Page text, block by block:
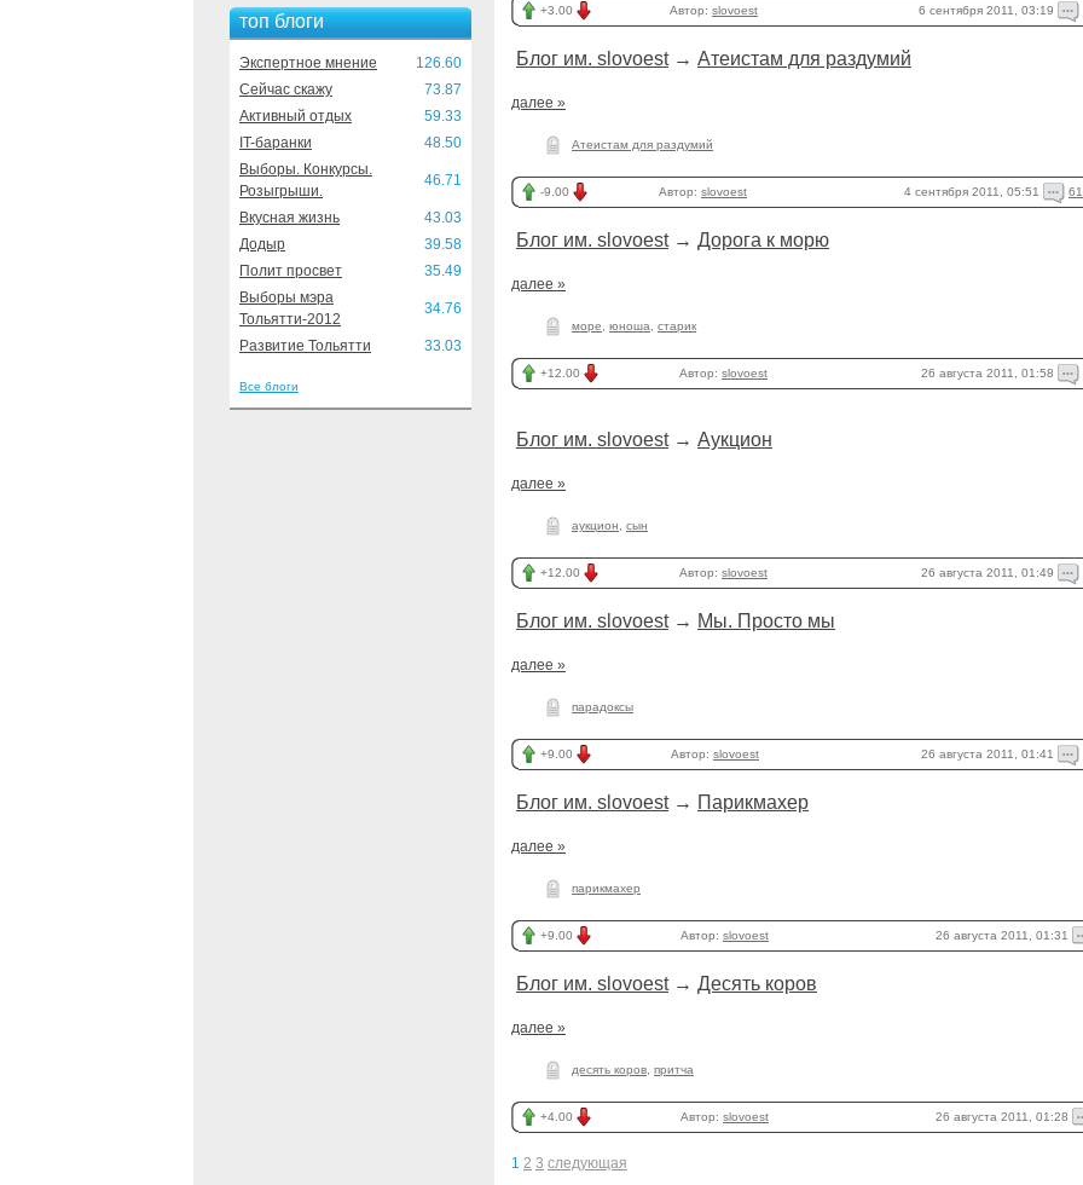
топ блоги
Экспертное мнение
126.60
Сейчас скажу
73.87
Активный отдых
59.33
IT-баранки
48.50
Выборы. Конкурсы.
Розыгрыши.
46.71
Вкусная жизнь
43.03
Додыр
39.58
Полит просвет
35.49
Выборы мэра
Тольятти-2012
34.76
Развитие Тольятти 33.03
Все блоги
+3.00 Автор: slovoest 6 сентября 2011, 03:19
Блог им. slovoest→ Атеистам для раздумий
далее »
Атеистам для раздумий
-9.00 Автор: slovoest 4 сентября 2011, 05:51 61
Блог им. slovoest→ Дорога к морю
далее »
море юноша старик
+12.00 Автор: slovoest 26 августа 2011, 01:58
Блог им. slovoest→ Аукцион
далее »
аукцион сын
+12.00 Автор: slovoest 26 августа 2011, 01:49
Блог им. slovoest→ Мы. Просто мы
далее »
парадоксы
+9.00 Автор: slovoest 26 августа 2011, 01:41
Блог им. slovoest→ Парикмахер
далее »
парикмахер
+9.00 Автор: slovoest 26 августа 2011, 01:31
Блог им. slovoest→ Десять коров
далее »
десять коров притча
+4.00 Автор: slovoest 26 августа 2011, 01:28
1 2 3 следующая